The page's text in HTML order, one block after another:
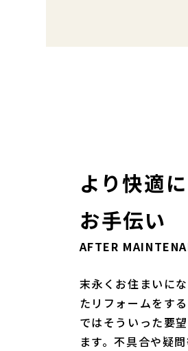
より快適
お手伝い
AFTER
末永くお住まいに
たリフォームをす
ではそういった要
ます。不具合や疑